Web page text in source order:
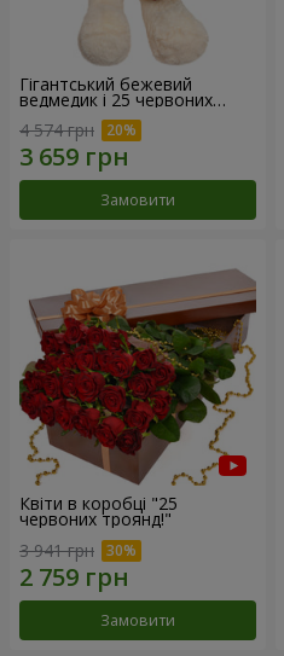
Гігантський бежевий
ведмедик і 25 червоних
троянд
4 574 грн
Замовити
Квіти в коробці "25
червоних троянд!"
3 941 грн
Замовити